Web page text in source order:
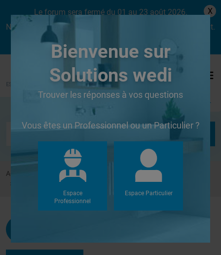
Le forum sera fermé du 01 au 23 août 2026.
Nous aurons le plaisir de vous retrouver dès le lundi 24 août.
X
Se connecter
Accueil Forums
Autres
Isolation Terrasse dessus piece chauffée
Bienvenue sur
Solutions wedi
Trouver les réponses à vos questions
Vous êtes un Professionnel ou un Particulier ?
Espace
Professionnel
Espace Particulier